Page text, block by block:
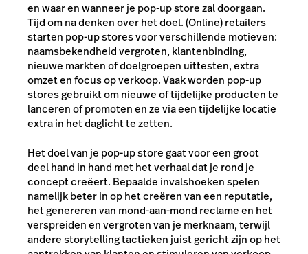
en waar en wanneer je pop-up store zal doorgaan.
Tijd om na denken over het doel. (Online) retailers
starten pop-up stores voor verschillende motieven:
naamsbekendheid vergroten, klantenbinding,
nieuwe markten of doelgroepen uittesten, extra
omzet en focus op verkoop. Vaak worden pop-up
stores gebruikt om nieuwe of tijdelijke producten te
lanceren of promoten en ze via een tijdelijke locatie
extra in het daglicht te zetten.
Het doel van je pop-up store gaat voor een groot
deel hand in hand met het verhaal dat je rond je
concept creëert. Bepaalde invalshoeken spelen
namelijk beter in op het creëren van een reputatie,
het genereren van mond-aan-mond reclame en het
verspreiden en vergroten van je merknaam, terwijl
andere storytelling tactieken juist gericht zijn op het